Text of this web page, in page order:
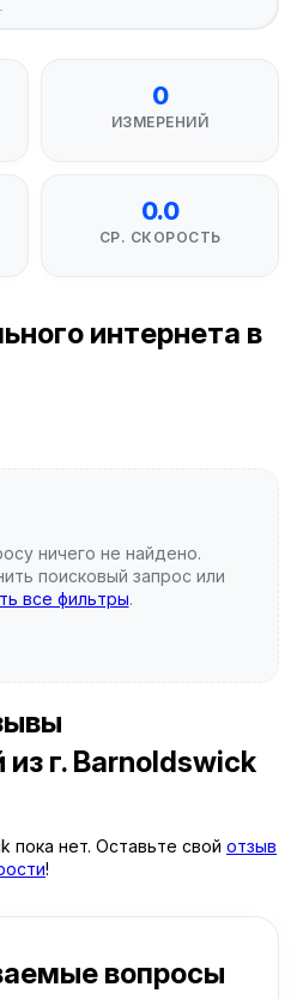
0
ИЗМЕРЕНИЙ
0.0
СР. СКОРОСТЬ
интернета в
ничего не найдено.
поисковый запрос или
все фильтры.
из г. Barnoldswick
пока нет. Оставьте свой отзыв
!
вопросы